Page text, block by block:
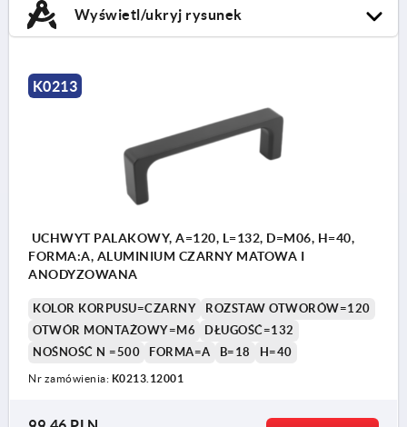
Wyświetl/ukryj rysunek
K0213
UCHWYT PALAKOWY, A=120, L=132, D=M06, H=40,
FORMA:A, ALUMINIUM CZARNY MATOWA I
ANODYZOWANA
KOLOR KORPUSU=CZARNY
ROZSTAW OTWORÓW=120
OTWÓR MONTAŻOWY=M6
DŁUGOŚĆ=132
NOŚNOŚĆ N =500
FORMA=A B=18 H=40
Nr zamówienia: K0213.12001